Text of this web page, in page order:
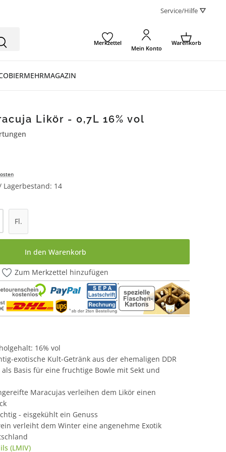
Service/Hilfe ⛛
Merkzettel
Mein Konto
Warenkorb
BIERMEHRMAGAZIN
Likör - 0,7L 16% vol
14
Gib den gewünschten Wert ein oder
Fl.
In den Warenkorb
Zum Merkzettel hinzufügen
16% vol
exotische Kult-Getränk aus der ehemaligen DDR
Basis für eine fruchtige Bowle mit Sekt und
Maracujas verleihen dem Likör einen
- eisgekühlt ein Genuss
verleiht dem Winter eine angenehme Exotik
(LMIV)